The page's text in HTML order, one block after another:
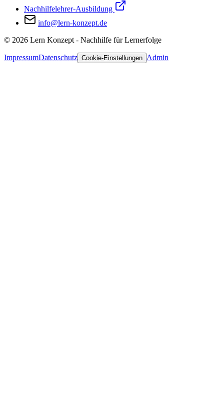
Nachhilfelehrer-Ausbildung
info@lern-konzept.de
© 2026 Lern Konzept - Nachhilfe für Lernerfolge
ImpressumDatenschutz Cookie-Einstellungen Admin